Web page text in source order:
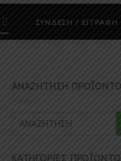
ΣΎΝΔΕΣΗ / ΕΓΓΡΑΦΉ
ΑΝΑΖΗΤΗΣΗ
Αναζήτηση
ΚΑΤΗΓΟΡΙΕΣ